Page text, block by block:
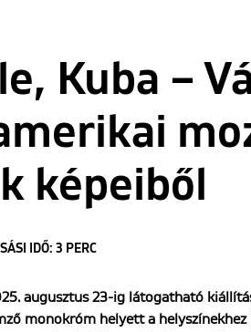
Kuba –
képeiből
IDŐ: 3 PERC
augusztus 23-ig látogatható
monokróm helyett a